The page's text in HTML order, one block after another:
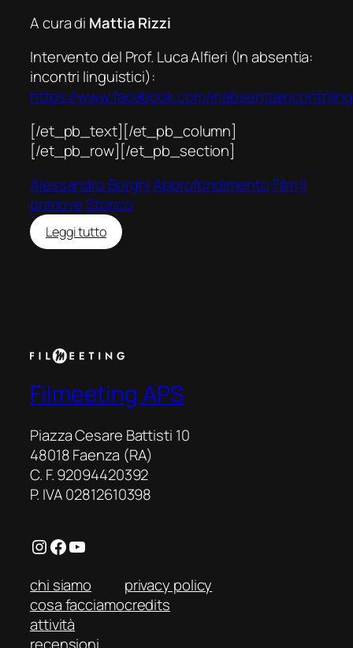
A cura di Mattia Rizzi
Intervento del Prof. Luca Alfieri (In absentia:
incontri linguistici):
https://www.facebook.com/
[/et_pb_text][/et_pb_column]
[/et_pb_row][/et_pb_section]
Alessandro Borghi Approfondimento FilmIl
primo reStorico
Leggi tutto:
Il
Filmeeting APS
Piazza Cesare Battisti 10
48018 Faenza (RA)
C. F. 92094420392
P. IVA 02812610398
Instagram Facebook YouTube
chi siamo
cosa facciamo
attività
privacy policy
credits